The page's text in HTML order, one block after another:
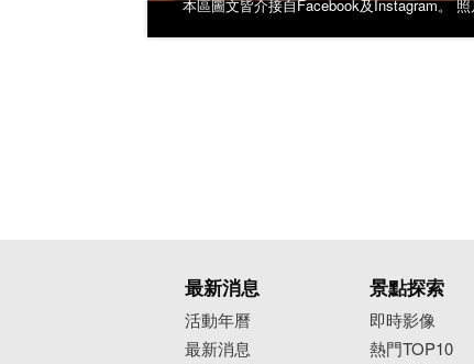
本區圖文皆介接自Facebook及Instagram。
最新消息
活動年曆
最新消息
景點探索
即時影像
熱門TOP10